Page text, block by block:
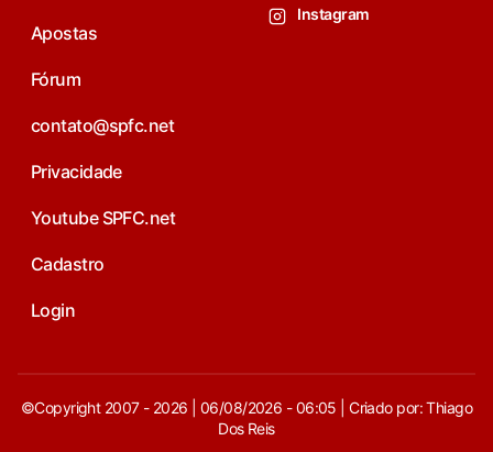
Apostas
Fórum
contato@spfc.net
Privacidade
Youtube SPFC.net
Cadastro
Login
Instagram
©Copyright 2007 - 2026 | 06/08/2026 - 06:05 | Criado por: Thiago
Dos Reis